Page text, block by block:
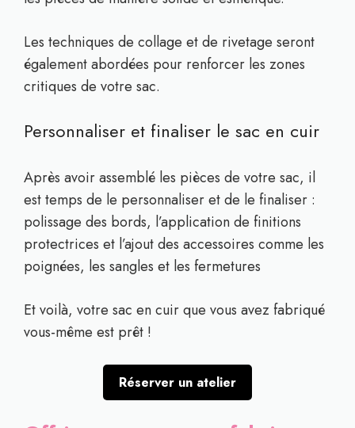
Les techniques de collage et de rivetage seront
également abordées pour renforcer les zones
critiques de votre sac.
Personnaliser et finaliser le sac en cuir
Après avoir assemblé les pièces de votre sac, il
est temps de le personnaliser et de le finaliser :
polissage des bords, l’application de finitions
protectrices et l’ajout des accessoires comme les
poignées, les sangles et les fermetures
Et voilà, votre sac en cuir que vous avez fabriqué
vous-même est prêt !
Réserver un atelier